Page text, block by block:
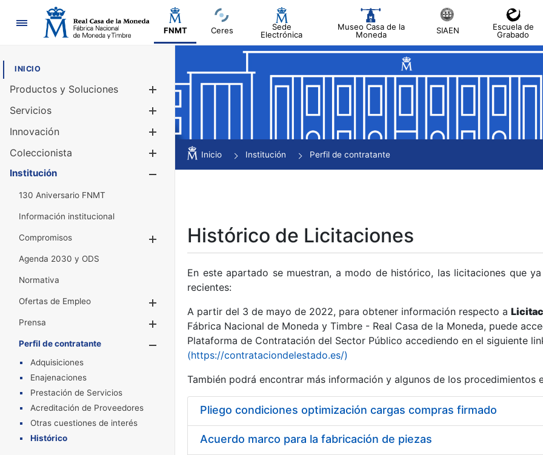
Navegación
FNMT Ceres
Sede
Electrónica
Museo Casa de la
Moneda
SIAEN
Escuela de
Grabado
INICIO
Productos y Soluciones
Mostrar/Ocultar
Servicios
Innovación
Coleccionista
Mostrar/Ocultar
Institución
130 Aniversario FNMT
Información institucional
Compromisos
Mostrar/Ocultar
Agenda 2030 y ODS
Normativa
Ofertas de Empleo
Prensa
Mostrar/Ocultar
Perfil de contratante
Mostrar/Ocultar
Adquisiciones
Enajenaciones
Prestación de Servicios
Acreditación de Proveedores
Otras cuestiones de interés
Histórico
Inicio Institución Perfil de contratante
Histórico de Licitaciones
En este apartado se muestran, a modo de histórico, las licitaciones que
recientes:
A partir del 3 de mayo de 2022, para obtener información respecto a
Fábrica Nacional de Moneda y Timbre - Real Casa de la Moneda, puede
Plataforma de Contratación del Sector Público accediendo en el siguiente
(https://contrataciondelestado.es/)
También podrá encontrar más información y algunos de los procedimientos
Pliego condiciones optimización cargas compras firmado
Acuerdo marco para la fabricación de piezas